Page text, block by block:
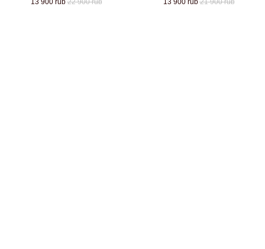
13 900 rub 22 900 rub
13 900 rub 21 900 rub